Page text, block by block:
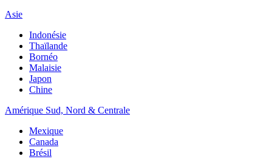
Asie
Indonésie
Thaïlande
Bornéo
Malaisie
Japon
Chine
Amérique Sud, Nord & Centrale
Mexique
Canada
Brésil